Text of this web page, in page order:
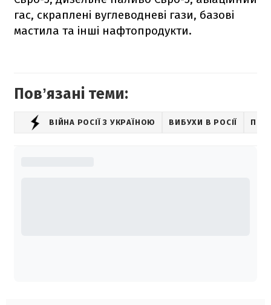
гас, скраплені вуглеводневі гази, базові
мастила та інші нафтопродукти.
Повʼязані теми:
ВІЙНА РОСІЇ З УКРАЇНОЮ ВИБУХИ В РОСІЇ